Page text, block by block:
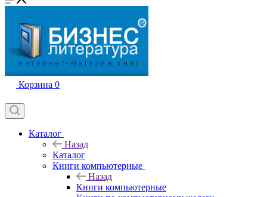
Корзина 0
Каталог
Назад
Каталог
Книги компьютерные
Назад
Книги компьютерные